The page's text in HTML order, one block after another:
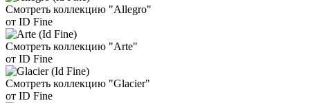
Смотреть коллекцию "Allegro"
от ID Fine
Смотреть коллекцию "Arte"
от ID Fine
Смотреть коллекцию "Glacier"
от ID Fine